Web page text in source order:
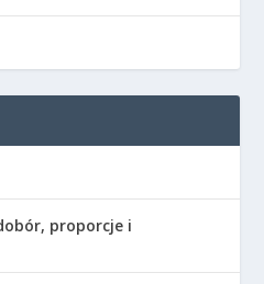
proporcje i